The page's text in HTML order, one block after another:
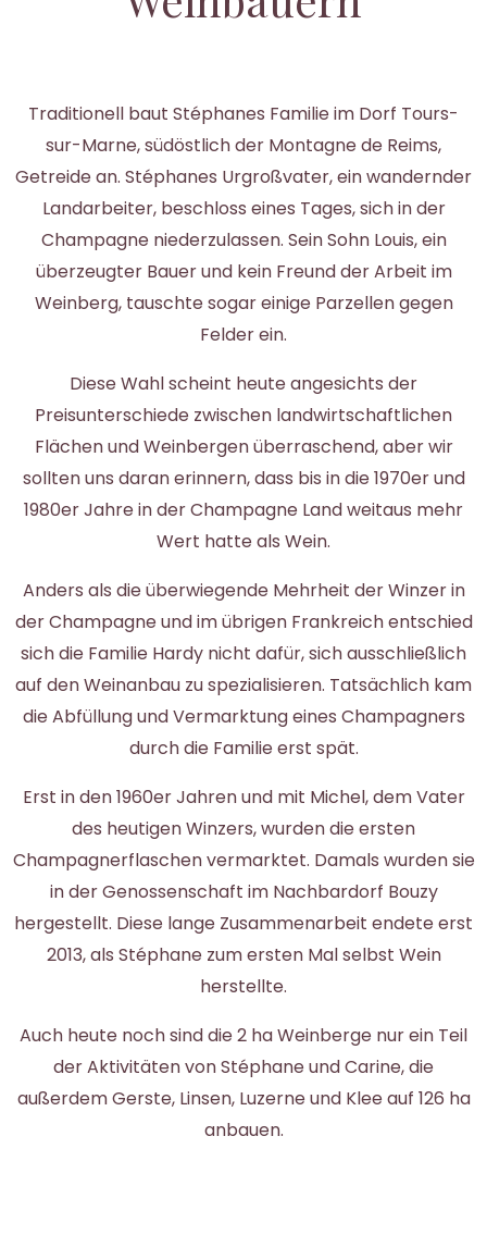
Traditionell baut Stéphanes Familie im Dorf Tours-
sur-Marne, südöstlich der Montagne de Reims,
Getreide an. Stéphanes Urgroßvater, ein wandernder
Landarbeiter, beschloss eines Tages, sich in der
Champagne niederzulassen. Sein Sohn Louis, ein
überzeugter Bauer und kein Freund der Arbeit im
Weinberg, tauschte sogar einige Parzellen gegen
Felder ein.
Diese Wahl scheint heute angesichts der
Preisunterschiede zwischen landwirtschaftlichen
Flächen und Weinbergen überraschend, aber wir
sollten uns daran erinnern, dass bis in die 1970er und
1980er Jahre in der Champagne Land weitaus mehr
Wert hatte als Wein.
Anders als die überwiegende Mehrheit der Winzer in
der Champagne und im übrigen Frankreich entschied
sich die Familie Hardy nicht dafür, sich ausschließlich
auf den Weinanbau zu spezialisieren. Tatsächlich kam
die Abfüllung und Vermarktung eines Champagners
durch die Familie erst spät.
Erst in den 1960er Jahren und mit Michel, dem Vater
des heutigen Winzers, wurden die ersten
Champagnerflaschen vermarktet. Damals wurden sie
in der Genossenschaft im Nachbardorf Bouzy
hergestellt. Diese lange Zusammenarbeit endete erst
2013, als Stéphane zum ersten Mal selbst Wein
herstellte.
Auch heute noch sind die 2 ha Weinberge nur ein Teil
der Aktivitäten von Stéphane und Carine, die
außerdem Gerste, Linsen, Luzerne und Klee auf 126 ha
anbauen.